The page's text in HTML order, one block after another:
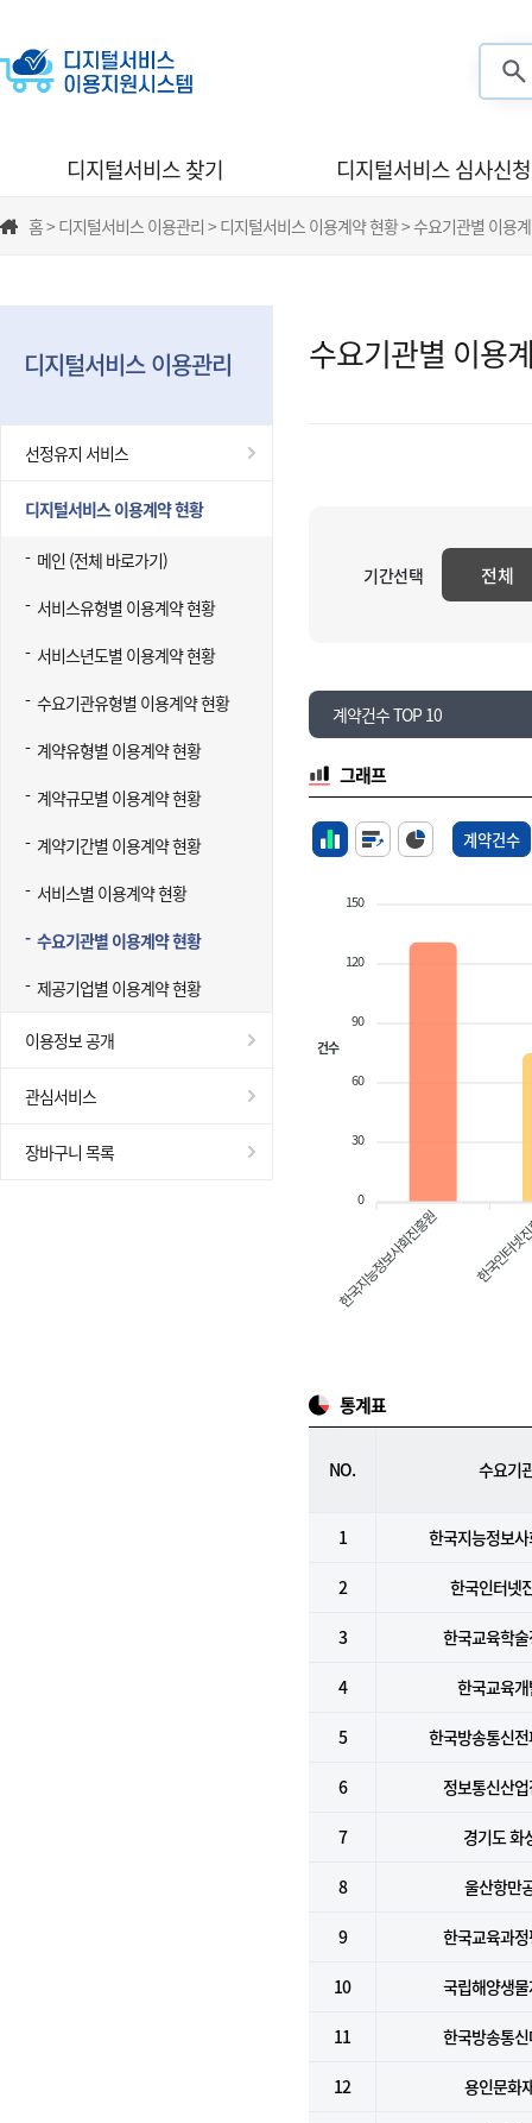
디지털서비스 찾기 디지털서비스 심사신청
홈 > 디지털서비스 이용관리 > 디지털서비스 이용계약 현황 > 수요기관별 이용
디지털서비스 이용관리
선정유지 서비스
디지털서비스 이용계약 현황
메인 (전체 바로가기)
서비스유형별 이용계약 현황
서비스년도별 이용계약 현황
수요기관유형별 이용계약 현황
계약유형별 이용계약 현황
계약규모별 이용계약 현황
계약기간별 이용계약 현황
서비스별 이용계약 현황
수요기관별 이용계약 현황
제공기업별 이용계약 현황
이용정보 공개
관심서비스
장바구니 목록
수요기관별 이용
기간선택 전체
계약건수 TOP 10
그래프
계약건수
150
120
90
60
30
0
건수
한국지능정보사회진흥원 한국인
통계표
NO. 수요기
1 한국지능정보
2 한국인터넷
3 한국교육학
4 한국교육
5 한국방송통신
6 정보통신산
7 경기도 화
8 울산항만
9 한국교육과
10 국립해양생
11 한국방송통
12 용인문화